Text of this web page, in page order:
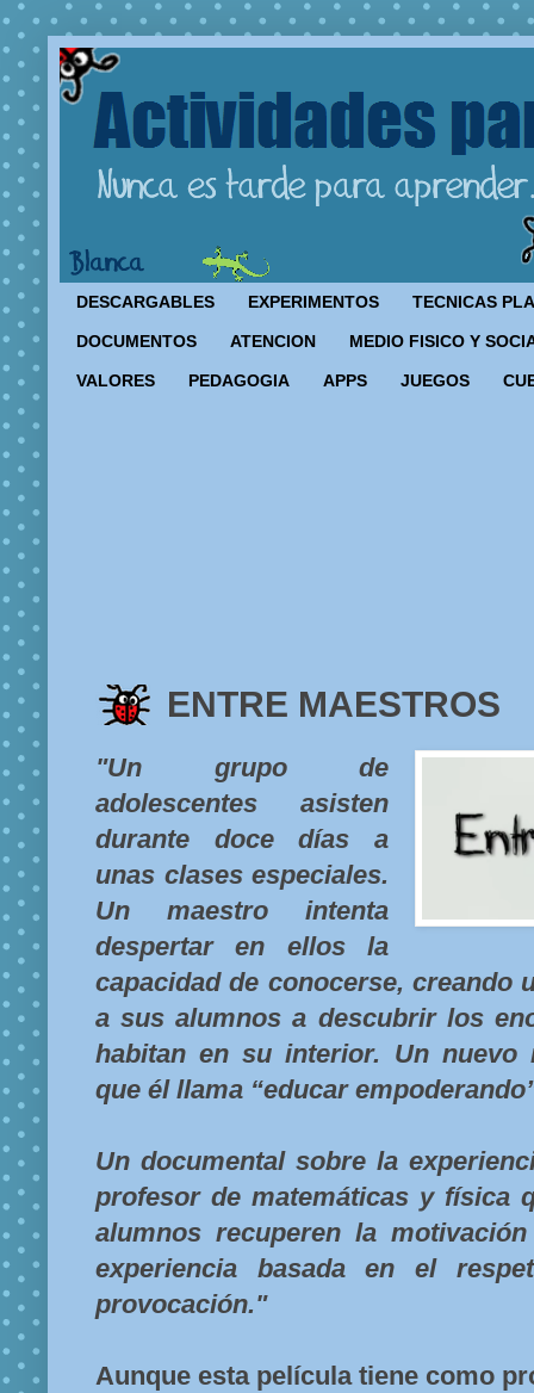
DESCARGABLES EXPERIMENTOS TECNICAS
DOCUMENTOS ATENCION MEDIO FISICO Y
VALORES PEDAGOGIA APPS JUEGOS
ENTRE MAESTROS
"Un grupo de
adolescentes asisten
durante doce días a
unas clases especiales.
Un maestro intenta
despertar en ellos la
capacidad de conocerse, creando
a sus alumnos a descubrir los
habitan en su interior. Un nuevo
que él llama “educar
Un documental sobre la
profesor de matemáticas y física
alumnos recuperen la
experiencia basada en el
provocación."
Aunque esta película tiene como